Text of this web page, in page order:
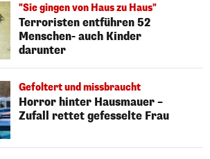
"Sie gingen von Haus zu Haus"
Terroristen entführen 52
Menschen- auch Kinder
darunter
Gefoltert und missbraucht
Horror hinter Hausmauer –
Zufall rettet gefesselte Frau